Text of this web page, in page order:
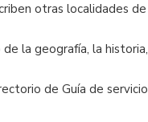
otras localidades
la geografía, la
de Guía de